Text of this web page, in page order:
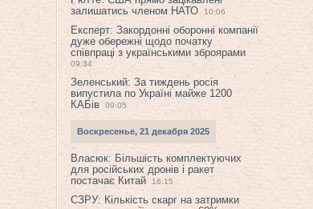
залишатись членом НАТО
10:06
Експерт: Закордонні оборонні компанії
дуже обережні щодо початку
співпраці з українськими зброярами
09:34
Зеленський: За тиждень росія
випустила по Україні майже 1200
КАБів
09:05
Воскресенье, 21 декабря 2025
Власюк: Більшість комплектуючих
для російських дронів і ракет
постачає Китай
16:15
СЗРУ: Кількість скарг на затримки